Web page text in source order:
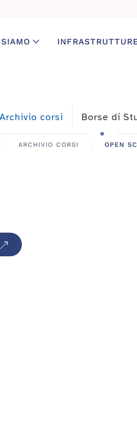
INFRASTRUTTURE
Archivio corsi Borse di
ARCHIVIO CORSI OPEN